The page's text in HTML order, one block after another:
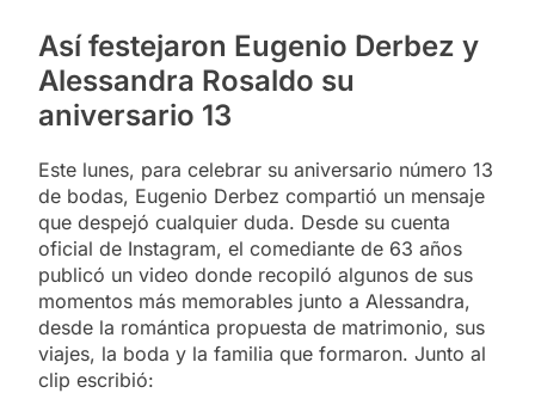
Así festejaron Eugenio Derbez y
Alessandra Rosaldo su
aniversario 13
Este lunes, para celebrar su aniversario número 13
de bodas, Eugenio Derbez compartió un mensaje
que despejó cualquier duda. Desde su cuenta
oficial de Instagram, el comediante de 63 años
publicó un video donde recopiló algunos de sus
momentos más memorables junto a Alessandra,
desde la romántica propuesta de matrimonio, sus
viajes, la boda y la familia que formaron. Junto al
clip escribió: